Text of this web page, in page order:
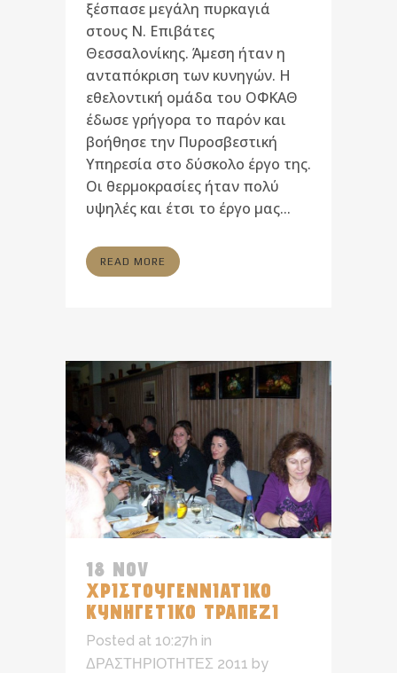
ξέσπασε μεγάλη πυρκαγιά
στους Ν. Επιβάτες
Θεσσαλονίκης. Άμεση ήταν η
ανταπόκριση των κυνηγών. Η
εθελοντική ομάδα του ΟΦΚΑΘ
έδωσε γρήγορα το παρόν και
βοήθησε την Πυροσβεστική
Υπηρεσία στο δύσκολο έργο της.
Οι θερμοκρασίες ήταν πολύ
υψηλές και έτσι το έργο μας...
READ MORE
18 NOV
ΧΡΙΣΤΟΥΓΕΝΝΙΑΤΙΚΟ
ΚΥΝΗΓΕΤΙΚΟ ΤΡΑΠΕΖΙ
Posted at 10:27h in
ΔΡΑΣΤΗΡΙΟΤΗΤΕΣ 2011 by